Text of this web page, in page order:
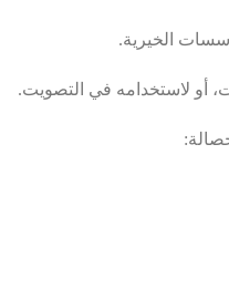
الخيرية.
أو لاستخدامه في التصويت.